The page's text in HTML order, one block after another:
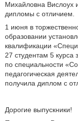
Михайловна Вислоух
дипломы с отличием.
1 июня в
образовании
квалификации
27 студентам 5
по специальности
педагогическая
получила диплом с
Дорогие выпускники!